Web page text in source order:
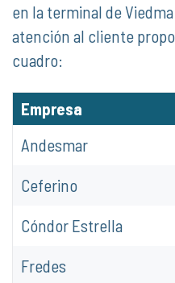
en la terminal de
atención al cliente
cuadro:
Empresa
Andesmar
Ceferino
Cóndor Estrella
Fredes